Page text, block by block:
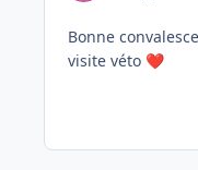
Bonne
visite véto ❤️